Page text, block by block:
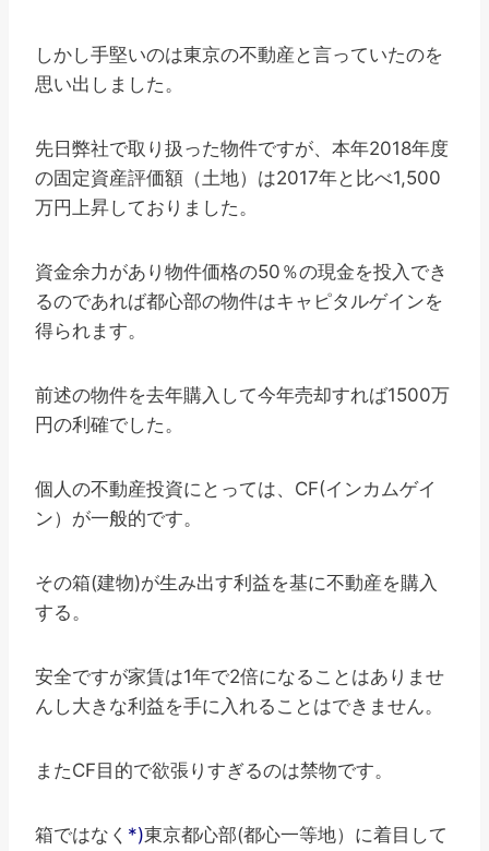
しかし手堅いのは東京の不動産と言っていたのを
思い出しました。
先日弊社で取り扱った物件ですが、本年2018年度
の固定資産評価額（土地）は2017年と比べ1,500
万円上昇しておりました。
資金余力があり物件価格の50％の現金を投入でき
るのであれば都心部の物件はキャピタルゲインを
得られます。
前述の物件を去年購入して今年売却すれば1500万
円の利確でした。
個人の不動産投資にとっては、CF(インカムゲイ
ン）が一般的です。
その箱(建物)が生み出す利益を基に不動産を購入
する。
安全ですが家賃は1年で2倍になることはありませ
んし大きな利益を手に入れることはできません。
またCF目的で欲張りすぎるのは禁物です。
箱ではなく *)東京都心部(都心一等地）に着目して